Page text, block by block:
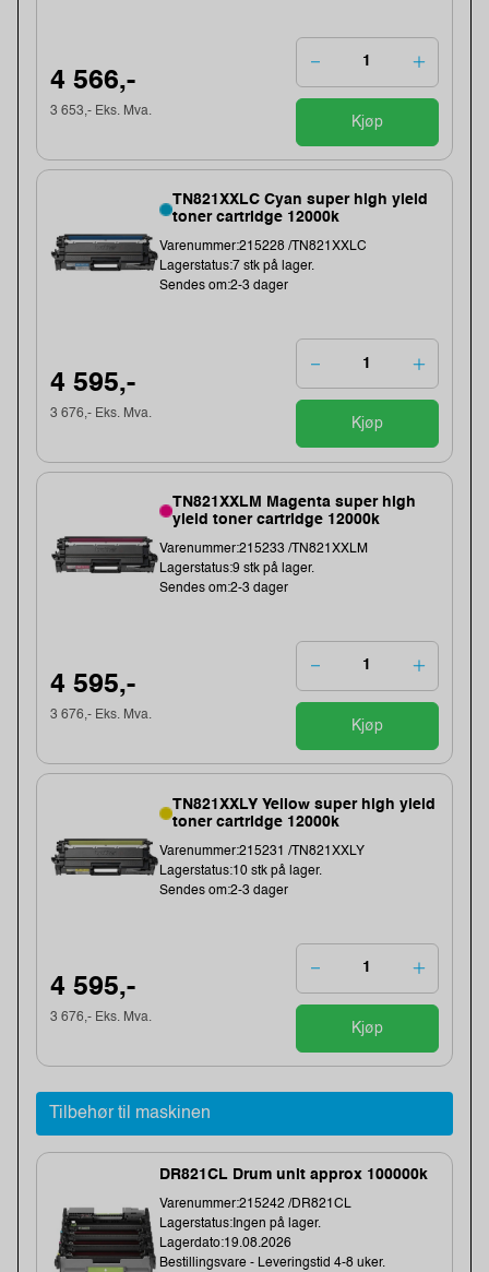
4 566,-
3 653,- Eks. Mva.
Kjøp
TN821XXLC Cyan super high yield
toner cartridge 12000k
Varenummer:215228 /TN821XXLC
Lagerstatus:7 stk på lager.
Sendes om:2-3 dager
4 595,-
3 676,- Eks. Mva.
Kjøp
TN821XXLM Magenta super high
yield toner cartridge 12000k
Varenummer:215233 /TN821XXLM
Lagerstatus:9 stk på lager.
Sendes om:2-3 dager
4 595,-
3 676,- Eks. Mva.
Kjøp
TN821XXLY Yellow super high yield
toner cartridge 12000k
Varenummer:215231 /TN821XXLY
Lagerstatus:10 stk på lager.
Sendes om:2-3 dager
4 595,-
3 676,- Eks. Mva.
Kjøp
Tilbehør til maskinen
DR821CL Drum unit approx 100000k
Varenummer:215242 /DR821CL
Lagerstatus:Ingen på lager.
Lagerdato:19.08.2026
Bestillingsvare - Leveringstid 4-8 uker.